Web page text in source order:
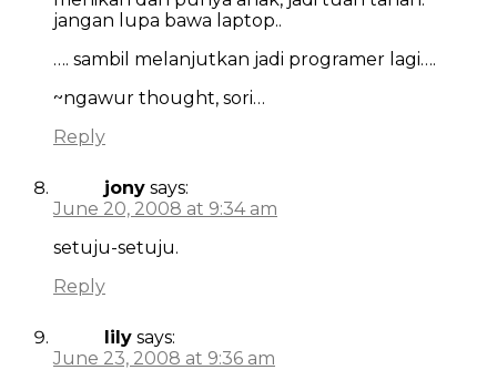
jangan lupa bawa laptop..
…. sambil melanjutkan jadi programer lagi….
~ngawur thought, sori…
Reply
jony says:
June 20, 2008 at 9:34 am
setuju-setuju.
Reply
lily says:
June 23, 2008 at 9:36 am